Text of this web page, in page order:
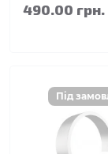
490.00 грн.